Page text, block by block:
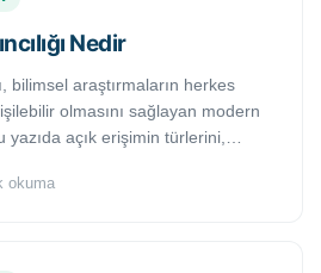
Nedir
bilimsel araştırmaların herkes
olmasını sağlayan modern
yazıda açık erişimin türlerini,
okuma